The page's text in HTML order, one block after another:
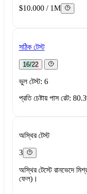
$10.000 / 1M
সঠিক টেস্ট
16/22
ভুল টেস্ট: 6
প্রতি চেষ্টায় পাস রেট:
অস্থির টেস্ট
3
অস্থির টেস্টে রানভেদে
ফেল)।